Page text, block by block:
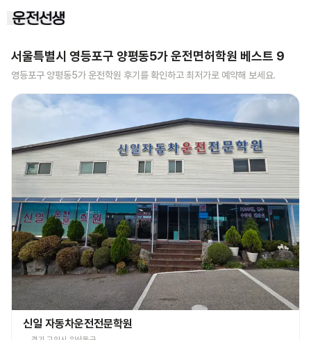
서울특별시 영등포구 양평동5가운전면허학원 베스트 9
영등포구 양평동5가 운전학원 후기를 확인하고 최저가로 예약해 보세요.
신일 자동차운전전문학원